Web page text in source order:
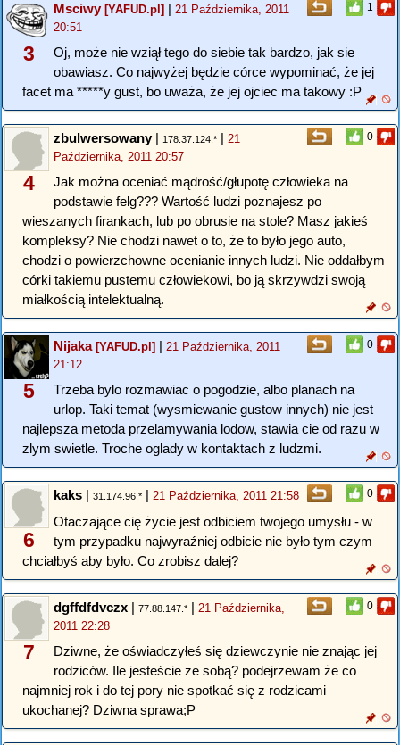
1
3
Msciwy[YAFUD.pl] | 21 Października, 2011
20:51
Oj, może nie wziął tego do siebie tak bardzo, jak sie
obawiasz. Co najwyżej będzie córce wypominać, że jej
facet ma *****y gust, bo uważa, że jej ojciec ma takowy :P
0
4
zbulwersowany| 178.37.124.* | 21
Października, 2011 20:57
Jak można oceniać mądrość/głupotę człowieka na
podstawie felg??? Wartość ludzi poznajesz po
wieszanych firankach, lub po obrusie na stole? Masz jakieś
kompleksy? Nie chodzi nawet o to, że to było jego auto,
chodzi o powierzchowne ocenianie innych ludzi. Nie oddałbym
córki takiemu pustemu człowiekowi, bo ją skrzywdzi swoją
miałkością intelektualną.
0
5
Nijaka[YAFUD.pl] | 21 Października, 2011
21:12
Trzeba bylo rozmawiac o pogodzie, albo planach na
urlop. Taki temat (wysmiewanie gustow innych) nie jest
najlepsza metoda przelamywania lodow, stawia cie od razu w
zlym swietle. Troche oglady w kontaktach z ludzmi.
0
6
kaks | 31.174.96.* | 21 Października, 2011 21:58
Otaczające cię życie jest odbiciem twojego umysłu - w
tym przypadku najwyraźniej odbicie nie było tym czym
chciałbyś aby było. Co zrobisz dalej?
0
7
dgffdfdvczx | 77.88.147.* | 21 Października,
2011 22:28
Dziwne, że oświadczyłeś się dziewczynie nie znając jej
rodziców. Ile jesteście ze sobą? podejrzewam że co
najmniej rok i do tej pory nie spotkać się z rodzicami
ukochanej? Dziwna sprawa;P